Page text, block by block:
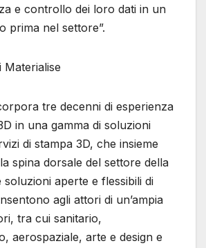
e controllo dei loro dati in un
prima nel settore”.
tre decenni di esperienza
in una gamma di soluzioni
di stampa 3D, che insieme
spina dorsale del settore della
soluzioni aperte e flessibili di
agli attori di un’ampia
tra cui sanitario,
aerospaziale, arte e design e